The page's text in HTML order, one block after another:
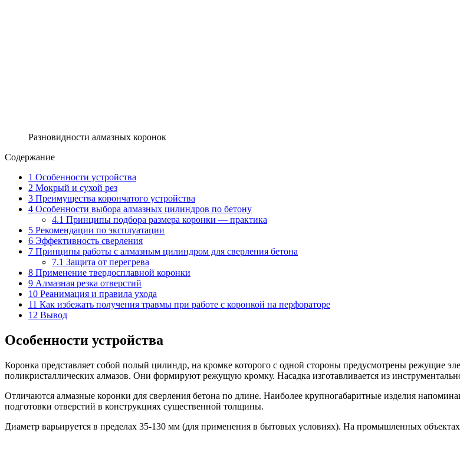
Разновидности алмазных коронок
Содержание
1 Особенности устройства
2 Мокрый и сухой рез
3 Преимущества корончатого устройства
4 Особенности выбора алмазных цилиндров по бетону
4.1 Принципы подбора размера коронки — практика
5 Рекомендации по эксплуатации
6 Эффективность сверления
7 Принципы работы с алмазным цилиндром для сверления бетона
7.1 Защита от перегрева
8 Применение твердосплавной коронки
9 Алмазная резка отверстий
10 Реанимация и правила ухода
11 Как избежать получения травмы при работе с коронкой на перфораторе
12 Вывод
Особенности устройства
Коронка представляет собой полый цилиндр, на кромке которого с одной стороны предусмотрены режущие
поликристаллических алмазов. Они формируют режущую кромку. Насадка изготавливается из
Отличаются алмазные коронки для сверления бетона по длине. Наиболее крупногабаритные изделия
подготовки отверстий в конструкциях существенной толщины.
Диаметр варьируется в пределах 35-130 мм (для применения в бытовых условиях). На промышленных